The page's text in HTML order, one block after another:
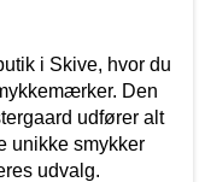
i Skive, hvor du
Den
udfører alt
unikke smykker
udvalg.